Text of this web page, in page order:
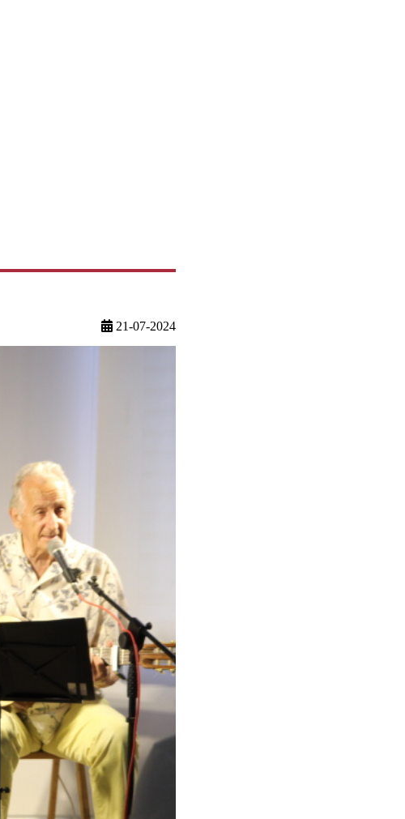
21-07-2024